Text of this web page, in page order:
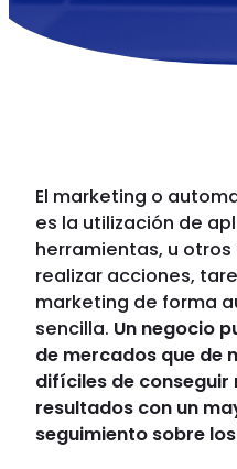
El marketing o
es la utilización de
herramientas, u
realizar acciones,
marketing de forma
sencilla. Un negocio
de mercados que de
difíciles de conseguir
resultados con un
seguimiento sobre